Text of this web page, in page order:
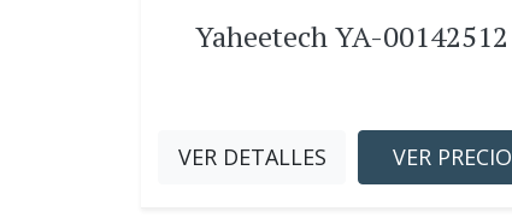
Yaheetech YA-00142512
VER DETALLES VER PRECIO